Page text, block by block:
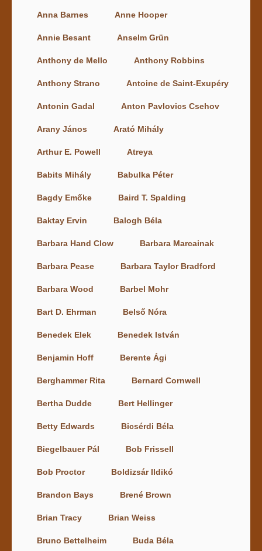
Anna Barnes Anne Hooper
Annie Besant Anselm Grün
Anthony de Mello Anthony Robbins
Anthony Strano Antoine de Saint-Exupéry
Antonin Gadal Anton Pavlovics Csehov
Arany János Arató Mihály
Arthur E. Powell Atreya
Babits Mihály Babulka Péter
Bagdy Emőke Baird T. Spalding
Baktay Ervin Balogh Béla
Barbara Hand Clow Barbara Marcainak
Barbara Pease Barbara Taylor Bradford
Barbara Wood Barbel Mohr
Bart D. Ehrman Belső Nóra
Benedek Elek Benedek István
Benjamin Hoff Berente Ági
Berghammer Rita Bernard Cornwell
Bertha Dudde Bert Hellinger
Betty Edwards Bicsérdi Béla
Biegelbauer Pál Bob Frissell
Bob Proctor Boldizsár Ildikó
Brandon Bays Brené Brown
Brian Tracy Brian Weiss
Bruno Bettelheim Buda Béla